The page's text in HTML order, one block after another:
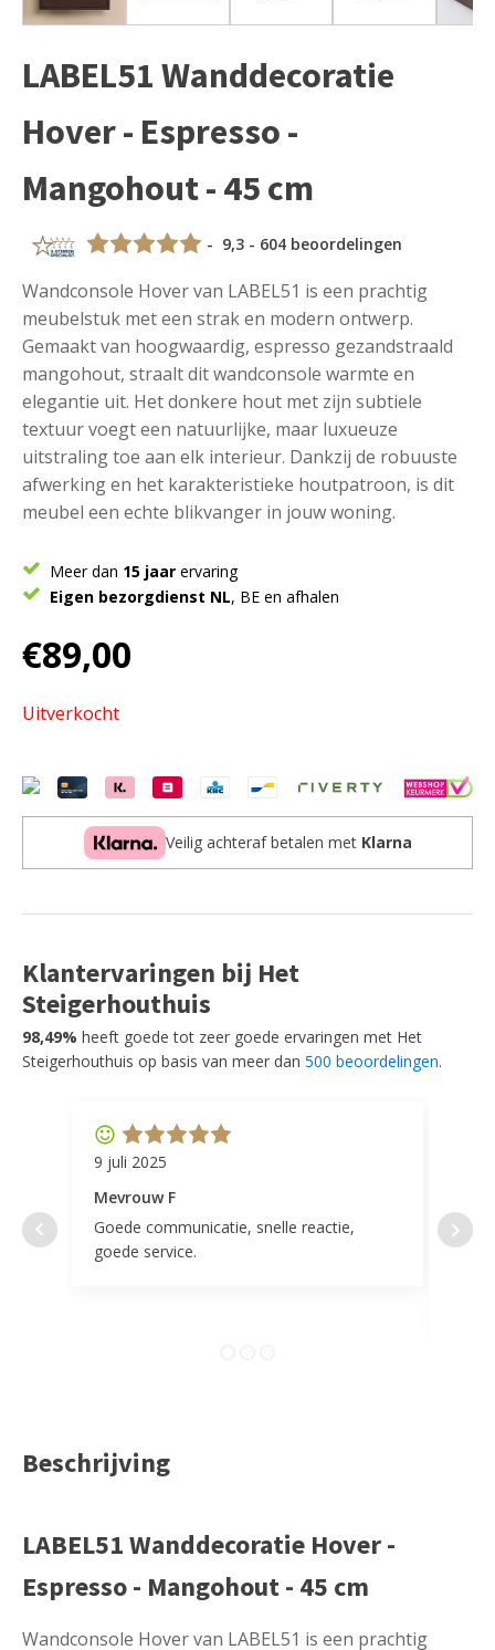
LABEL51 Wanddecoratie
Hover - Espresso -
Mangohout - 45 cm
- 9,3 - 604 beoordelingen
Wandconsole Hover van LABEL51 is een prachtig
meubelstuk met een strak en modern ontwerp.
Gemaakt van hoogwaardig, espresso gezandstraald
mangohout, straalt dit wandconsole warmte en
elegantie uit. Het donkere hout met zijn subtiele
textuur voegt een natuurlijke, maar luxueuze
uitstraling toe aan elk interieur. Dankzij de robuuste
afwerking en het karakteristieke houtpatroon, is dit
meubel een echte blikvanger in jouw woning.
Meer dan 15 jaar ervaring
Eigen bezorgdienst NL, BE en afhalen
€89,00
Uitverkocht
Veilig achteraf betalen met Klarna
Klantervaringen bij Het
Steigerhouthuis
98,49% heeft goede tot zeer goede ervaringen met Het
Steigerhouthuis op basis van meer dan 500 beoordelingen.
9 juli 2025
Mevrouw F
Goede communicatie, snelle reactie,
goede service.
door
Beschrijving
LABEL51 Wanddecoratie Hover -
Espresso - Mangohout - 45 cm
Wandconsole Hover van LABEL51 is een prachtig